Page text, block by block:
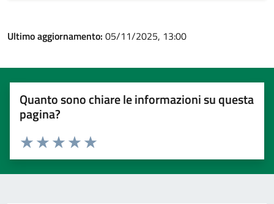
Ultimo aggiornamento: 05/11/2025, 13:00
Quanto sono chiare le informazioni su questa
pagina?
Valuta 5 stelle su 5
Valuta 4 stelle su 5
Valuta 3 stelle su 5
Valuta 2 stelle su 5
Valuta 1 stelle su 5